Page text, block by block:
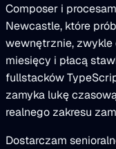
Composer i
Newcastle, które
wewnętrznie,
miesięcy i płacą
fullstacków
zamyka lukę
realnego zakresu
Dostarczam